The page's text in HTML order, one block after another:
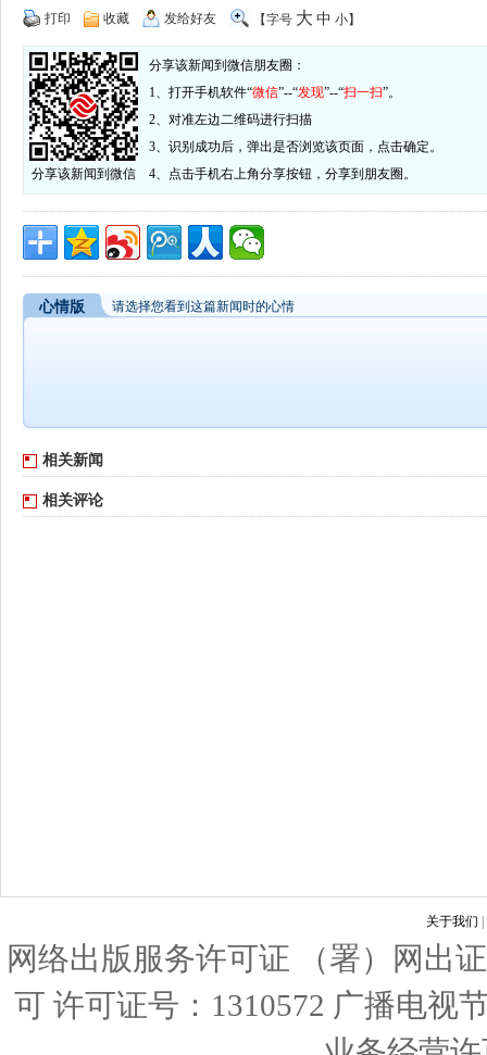
打印 收藏 发给好友 【字号 大 中 小】
分享该新闻到微信
分享该新闻到微信朋友圈：
1、打开手机软件“微信”--“发现”--“扫一扫”。
2、对准左边二维码进行扫描
3、识别成功后，弹出是否浏览该页面，点击确定。
4、点击手机右上角分享按钮，分享到朋友圈。
心情版 请选择您看到这篇新闻时的心情
相关新闻
相关评论
关于我们
网络出版服务许可证 （署）网出
可 许可证号：1310572 广播电视